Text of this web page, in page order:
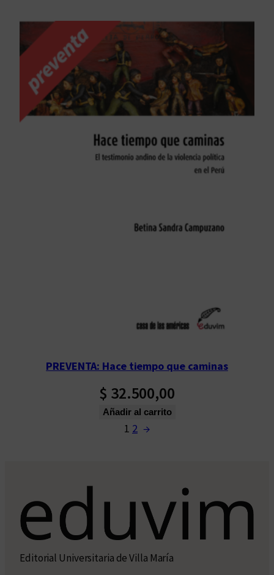
PREVENTA: Hace tiempo que caminas
$ 32.500,00
Añadir al carrito
1 2 →
Editorial Universitaria de Villa María